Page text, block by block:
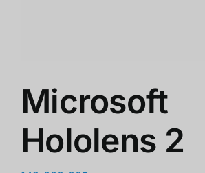
Microsoft
Hololens 2